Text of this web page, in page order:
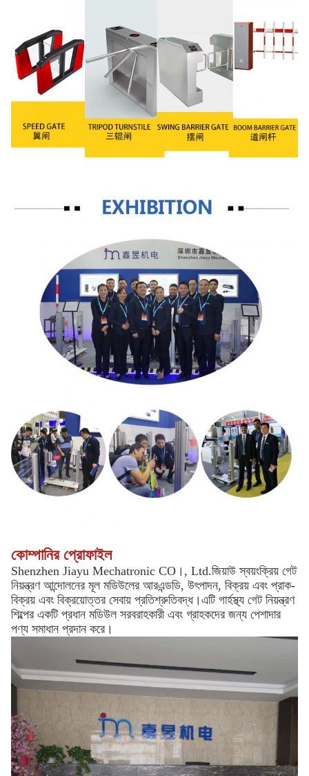
কোম্পানির প্রোফাইল
Shenzhen Jiayu Mechatronic CO।, Ltd.জিয়াউ স্বয়ংক্রিয় গেট
নিয়ন্ত্রণ আন্দোলনের মূল মডিউলের আরএন্ডডি, উৎপাদন, বিক্রয় এবং প্রাক-
বিক্রয় এবং বিক্রয়োত্তর সেবায় প্রতিশ্রুতিবদ্ধ।এটি গার্হস্থ্য গেট নিয়ন্ত্রণ
শিল্পের একটি প্রধান মডিউল সরবরাহকারী এবং গ্রাহকদের জন্য পেশাদার
পণ্য সমাধান প্রদান করে।